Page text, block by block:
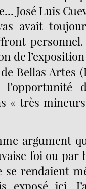
José Luis
avait
de l’exposition
Bellas Artes
« très
argument
foi ou par
rendaient